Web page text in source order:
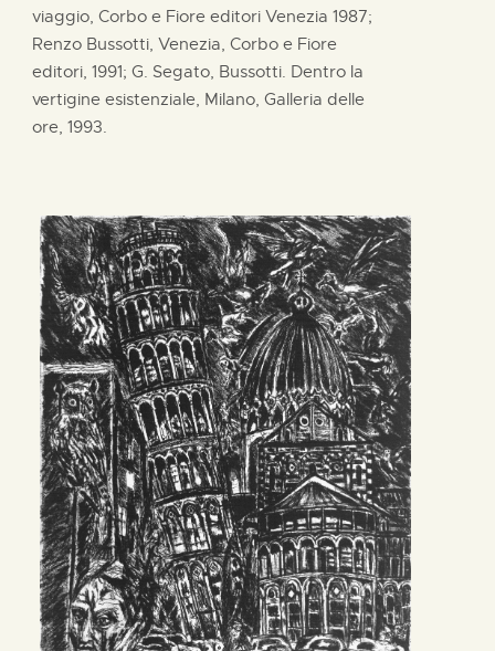
viaggio, Corbo e Fiore editori Venezia 1987;
Renzo Bussotti, Venezia, Corbo e Fiore
editori, 1991; G. Segato, Bussotti. Dentro la
vertigine esistenziale, Milano, Galleria delle
ore, 1993.